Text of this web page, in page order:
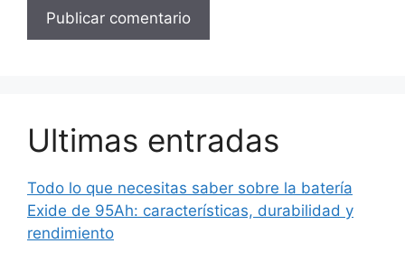
Ultimas entradas
Todo lo que necesitas saber sobre la batería
Exide de 95Ah: características, durabilidad y
rendimiento